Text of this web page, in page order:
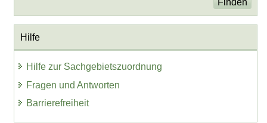
Hilfe
Hilfe zur Sachgebietszuordnung
Fragen und Antworten
Barrierefreiheit